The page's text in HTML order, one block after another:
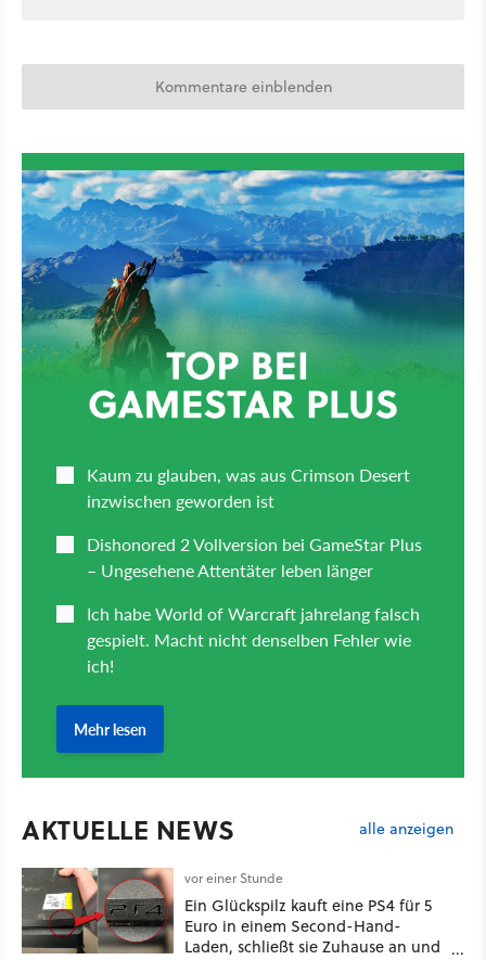
Kommentare einblenden
AKTUELLE NEWS alle anzeigen
vor einer Stunde
Ein Glückspilz kauft eine PS4 für 5
Euro in einem Second-Hand-
Laden, schließt sie Zuhause an und